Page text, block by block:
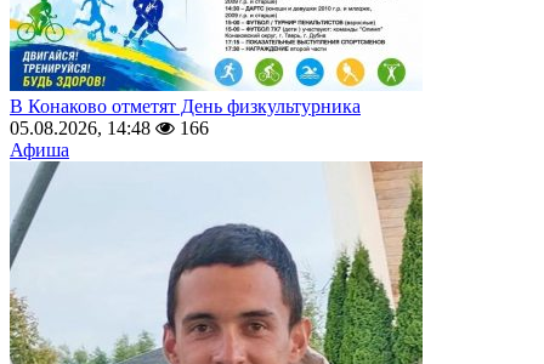
В Конаково отметят День физкультурника
05.08.2026, 14:48
166
Афиша